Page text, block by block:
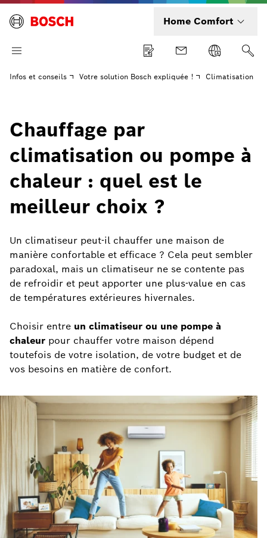
Home Comfort
Infos et conseils Votre solution Bosch expliquée ! Climatisation
Chauffage par
climatisation ou pompe à
chaleur : quel est le
meilleur choix ?
Un climatiseur peut-il chauffer une maison de
manière confortable et efficace ? Cela peut sembler
paradoxal, mais un climatiseur ne se contente pas
de refroidir et peut apporter une plus-value en cas
de températures extérieures hivernales.
Choisir entre un climatiseur ou une pompe à
chaleur pour chauffer votre maison dépend
toutefois de votre isolation, de votre budget et de
vos besoins en matière de confort.